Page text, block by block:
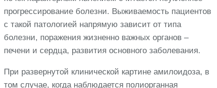
прогрессирование болезни. Выживаемость пациентов
с такой патологией напрямую зависит от типа
болезни, поражения жизненно важных органов –
печени и сердца, развития основного заболевания.
При развернутой клинической картине амилоидоза, в
том случае, когда наблюдается полиорганная